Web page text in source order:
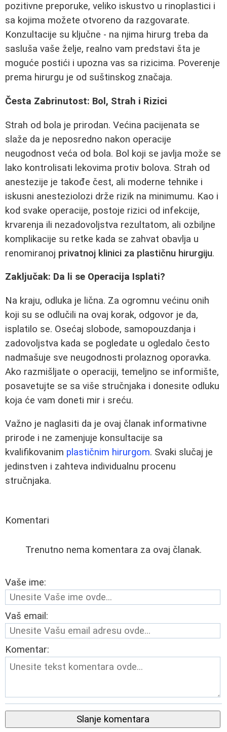
pozitivne preporuke, veliko iskustvo u rinoplastici i
sa kojima možete otvoreno da razgovarate.
Konzultacije su ključne - na njima hirurg treba da
sasluša vaše želje, realno vam predstavi šta je
moguće postići i upozna vas sa rizicima. Poverenje
prema hirurgu je od suštinskog značaja.
Česta Zabrinutost: Bol, Strah i Rizici
Strah od bola je prirodan. Većina pacijenata se
slaže da je neposredno nakon operacije
neugodnost veća od bola. Bol koji se javlja može se
lako kontrolisati lekovima protiv bolova. Strah od
anestezije je takođe čest, ali moderne tehnike i
iskusni anesteziolozi drže rizik na minimumu. Kao i
kod svake operacije, postoje rizici od infekcije,
krvarenja ili nezadovoljstva rezultatom, ali ozbiljne
komplikacije su retke kada se zahvat obavlja u
renomiranoj privatnoj klinici za plastičnu hirurgiju.
Zaključak: Da li se Operacija Isplati?
Na kraju, odluka je lična. Za ogromnu većinu onih
koji su se odlučili na ovaj korak, odgovor je da,
isplatilo se. Osećaj slobode, samopouzdanja i
zadovoljstva kada se pogledate u ogledalo često
nadmašuje sve neugodnosti prolaznog oporavka.
Ako razmišljate o operaciji, temeljno se informište,
posavetujte se sa više stručnjaka i donesite odluku
koja će vam doneti mir i sreću.
Važno je naglasiti da je ovaj članak informativne
prirode i ne zamenjuje konsultacije sa
kvalifikovanim plastičnim hirurgom. Svaki slučaj je
jedinstven i zahteva individualnu procenu
stručnjaka.
Komentari
Trenutno nema komentara za ovaj članak.
Vaše ime:
Vaš email:
Komentar:
Slanje komentara